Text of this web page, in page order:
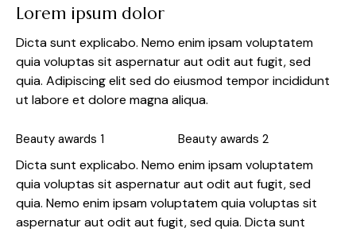
Lorem ipsum dolor
Dicta sunt explicabo. Nemo enim ipsam voluptatem
quia voluptas sit aspernatur aut odit aut fugit, sed
quia. Adipiscing elit sed do eiusmod tempor incididunt
ut labore et dolore magna aliqua.
Beauty awards 1 Beauty awards 2
Dicta sunt explicabo. Nemo enim ipsam voluptatem
quia voluptas sit aspernatur aut odit aut fugit, sed
quia. Nemo enim ipsam voluptatem quia voluptas sit
aspernatur aut odit aut fugit, sed quia. Dicta sunt